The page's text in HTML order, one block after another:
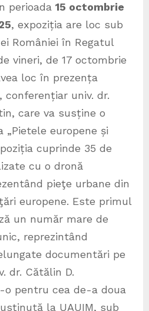
perioada 15 octombrie
, expoziția are loc sub
României în Regatul
vineri, de 17 octombrie
loc în prezența
univ. dr.
care va susține o
europene și
cuprinde 35 de
cu o dronă
pieţe urbane din
europene. Este primul
un număr mare de
reprezintând
documentări pe
dr. Cătălin D.
pentru cea de-a doua
la UAUIM, sub